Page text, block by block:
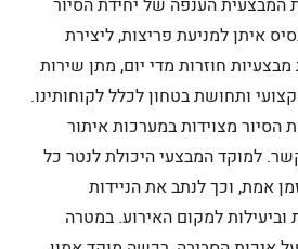
איתן למניעת פריצות, ליצירת
חוזרות מדי יום, מתן שירות
ותחושת בטחון לכלל לקוחותינו.
הסיור מצוידות במערכות איתור
למוקד המבצעי היכולת לנטר כל
אמת, וכך לנתב את הניידות
וביעילות למקום האירוע. במטרה